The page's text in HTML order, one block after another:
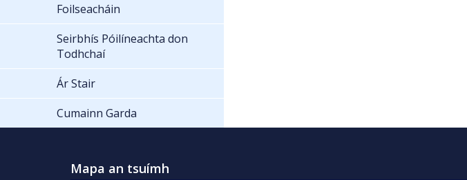
Foilseacháin
Seirbhís Póilíneachta don
Todhchaí
Ár Stair
Cumainn Garda
Mapa an tsuímh